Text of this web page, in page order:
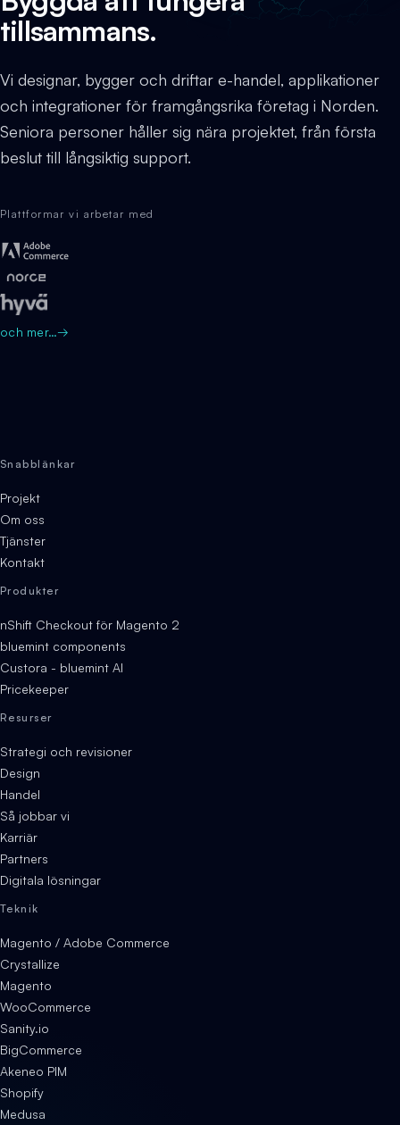
tillsammans.
Vi designar, bygger och driftar e-handel, applikationer
och integrationer för framgångsrika företag i Norden.
Seniora personer håller sig nära projektet, från första
beslut till långsiktig support.
Plattformar vi arbetar med
och mer…→
Snabblänkar
Projekt
Om oss
Tjänster
Kontakt
Produkter
nShift Checkout för Magento 2
bluemint components
Custora - bluemint AI
Pricekeeper
Resurser
Strategi och revisioner
Design
Handel
Så jobbar vi
Karriär
Partners
Digitala lösningar
Teknik
Magento / Adobe Commerce
Crystallize
Magento
WooCommerce
Sanity.io
BigCommerce
Akeneo PIM
Shopify
Medusa